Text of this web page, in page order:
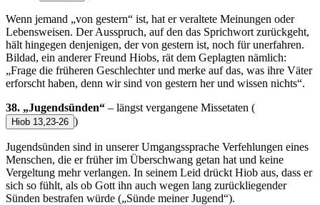
Wenn jemand „von gestern“ ist, hat er veraltete Meinungen oder
Lebensweisen. Der Ausspruch, auf den das Sprichwort zurückgeht,
hält hingegen denjenigen, der von gestern ist, noch für unerfahren.
Bildad, ein anderer Freund Hiobs, rät dem Geplagten nämlich:
„Frage die früheren Geschlechter und merke auf das, was ihre Väter
erforscht haben, denn wir sind von gestern her und wissen nichts“.
38. „Jugendsünden“ – längst vergangene Missetaten (
Hiob 13,23-26 )
Jugendsünden sind in unserer Umgangssprache Verfehlungen eines
Menschen, die er früher im Überschwang getan hat und keine
Vergeltung mehr verlangen. In seinem Leid drückt Hiob aus, dass er
sich so fühlt, als ob Gott ihn auch wegen lang zurückliegender
Sünden bestrafen würde („Sünde meiner Jugend“).